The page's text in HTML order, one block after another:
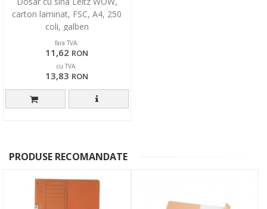
carton laminat, FSC, A4, 250
coli, galben
fara TVA:
11,62 RON
cu TVA:
13,83 RON
PRODUSE RECOMANDATE